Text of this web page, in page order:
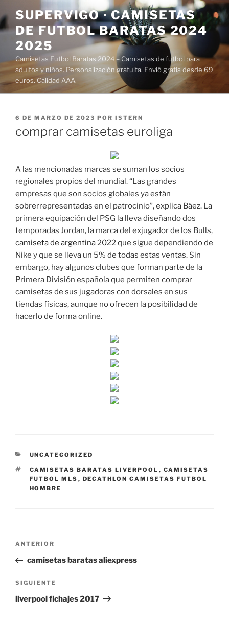
al
contenido
SUPERVIGO · CAMISETAS
DE FUTBOL BARATAS 2024
2025
Camisetas Futbol Baratas 2024 – Camisetas de futbol para
adultos y niños. Personalización gratuita. Envió gratis desde 69
euros. Calidad AAA.
PUBLICADO
6 DE MARZO DE 2023 POR ISTERN
comprar camisetas euroliga
A las mencionadas marcas se suman los socios
regionales propios del mundial. “Las grandes
empresas que son socios globales ya están
sobrerrepresentadas en el patrocinio”, explica Báez. La
primera equipación del PSG la lleva diseñando dos
temporadas Jordan, la marca del exjugador de los Bulls,
camiseta de argentina 2022que sigue dependiendo de
Nike y que se lleva un 5% de todas estas ventas. Sin
embargo, hay algunos clubes que forman parte de la
Primera División española que permiten comprar
camisetas de sus jugadoras con dorsales en sus
tiendas físicas, aunque no ofrecen la posibilidad de
hacerlo de forma online.
CATEGORÍAS
UNCATEGORIZED
ETIQUETAS
CAMISETAS BARATAS LIVERPOOL , CAMISETAS
FUTBOL MLS , DECATHLON CAMISETAS FUTBOL
HOMBRE
Navegación
entradas
Entrada
anterior:
ANTERIOR
camisetas baratas aliexpress
Siguiente
entrada
SIGUIENTE
liverpool fichajes 2017